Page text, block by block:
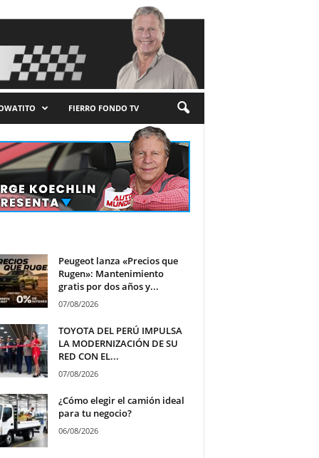
FIERRO FONDO TV
Peugeot lanza «Precios que
Rugen»: Mantenimiento
gratis por dos años y...
07/08/2026
TOYOTA DEL PERÚ IMPULSA
LA MODERNIZACIÓN DE SU
RED CON EL...
07/08/2026
¿Cómo elegir el camión ideal
para tu negocio?
06/08/2026